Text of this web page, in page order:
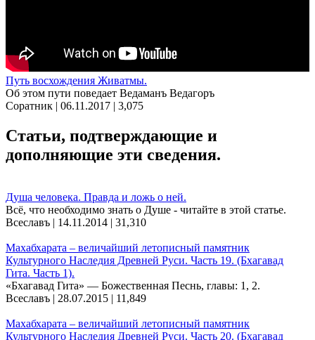
Путь восхождения Живатмы.
Об этом пути поведает Ведаманъ Ведагоръ
Соратник | 06.11.2017 | 3,075
Статьи, подтверждающие и
дополняющие эти сведения.
Душа человека. Правда и ложь о ней.
Всё, что необходимо знать о Душе - читайте в этой статье.
Всеславъ | 14.11.2014 | 31,310
Махабхарата – величайший летописный памятник
Культурного Наследия Древней Руси. Часть 19. (Бхагавад
Гита. Часть 1).
«Бхагавад Гита» — Божественная Песнь, главы: 1, 2.
Всеславъ | 28.07.2015 | 11,849
Махабхарата – величайший летописный памятник
Культурного Наследия Древней Руси. Часть 20. (Бхагавад